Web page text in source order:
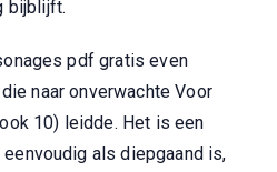
bijblijft.
pdf gratis even
naar onverwachte Voor
10) leidde. Het is een
als diepgaand is,